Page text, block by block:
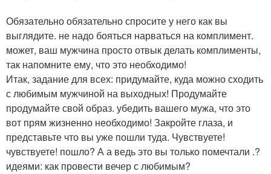
Обязательно обязательно спросите у него как вы
выглядите. не надо бояться нарваться на комплимент.
может, ваш мужчина просто отвык делать комплименты,
так напомните ему, что это необходимо!
Итак, задание для всех: придумайте, куда можно сходить
с любимым мужчиной на выходных! Продумайте
продумайте свой образ. убедить вашего мужа, что это
вот прям жизненно необходимо! Закройте глаза, и
представьте что вы уже пошли туда. Чувствуете!
чувствуете! пошло? А а ведь это вы только помечтали .?
идеями: как провести вечер с любимым?